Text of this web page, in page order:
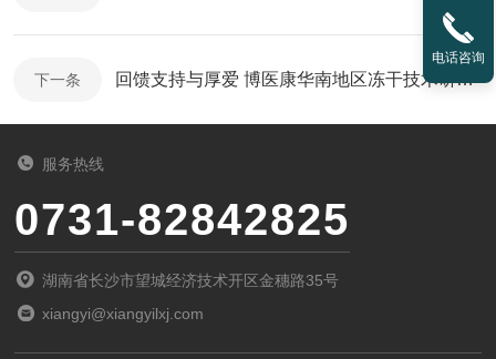
下一条 回馈支持与厚爱 博医康华南地区冻干技术研讨会举办
服务热线
0731-82842825
湖南省长沙市望城经济技术开区金穗路35号
xiangyi@xiangyilxj.com
电话咨询